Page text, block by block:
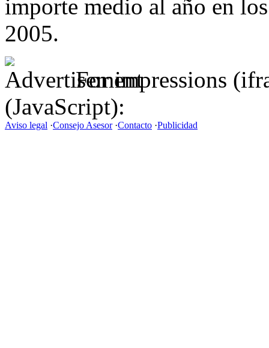
importe medio al año en
2005.
For impressions
(JavaScript):
Aviso legal ·Consejo Asesor·Contacto ·Publicidad